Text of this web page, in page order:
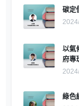
碳定
以氣
府專
綠色